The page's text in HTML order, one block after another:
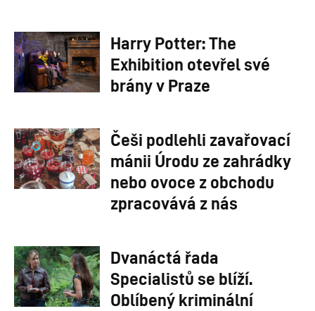
Harry Potter: The
Exhibition otevřel své
brány v Praze
Češi podlehli zavařovací
mánii Úrodu ze zahrádky
nebo ovoce z obchodu
zpracovává z nás
Dvanáctá řada
Specialistů se blíží.
Oblíbený kriminální